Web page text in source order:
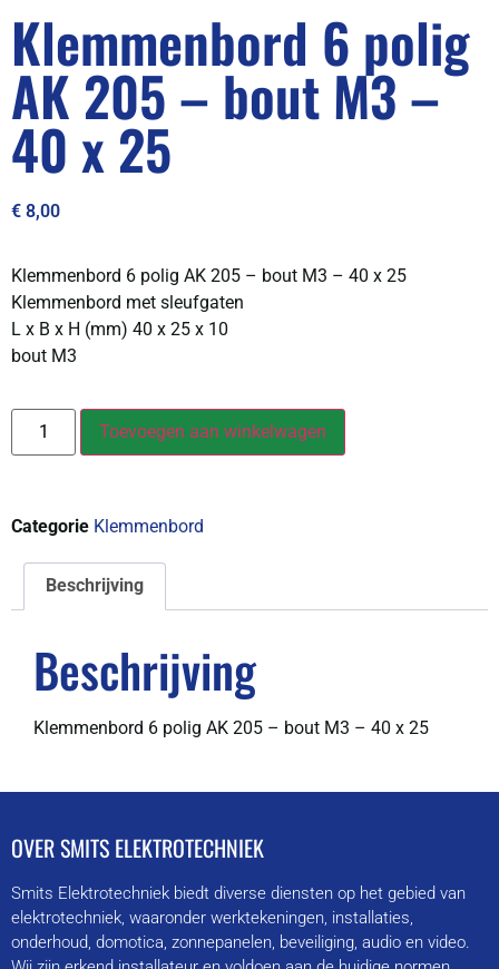
Klemmenbord 6 polig
AK 205 – bout M3 –
40 x 25
€ 8,00
Klemmenbord 6 polig AK 205 – bout M3 – 40 x 25
Klemmenbord met sleufgaten
L x B x H (mm) 40 x 25 x 10
bout M3
Toevoegen aan winkelwagen
Categorie Klemmenbord
Beschrijving
Beschrijving
Klemmenbord 6 polig AK 205 – bout M3 – 40 x 25
OVER SMITS ELEKTROTECHNIEK
Smits Elektrotechniek biedt diverse diensten op het gebied van
elektrotechniek, waaronder werktekeningen, installaties,
onderhoud, domotica, zonnepanelen, beveiliging, audio en video.